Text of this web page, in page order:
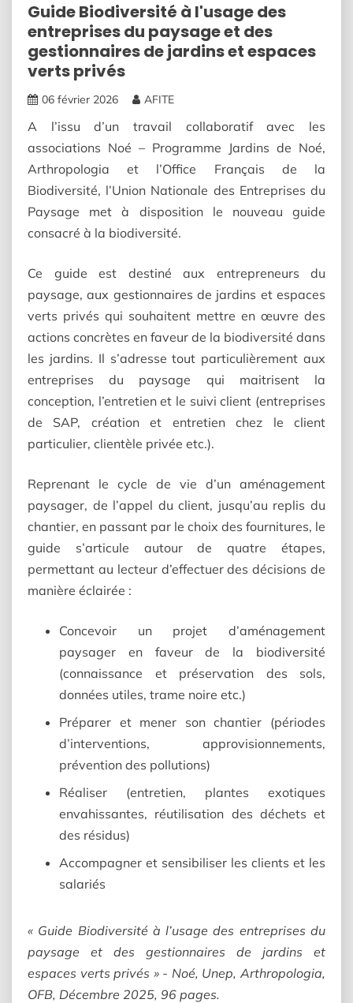
Guide Biodiversité à l'usage des
entreprises du paysage et des
gestionnaires de jardins et espaces
verts privés
06 février 2026 AFITE
A l’issu d’un travail collaboratif avec les
associations Noé – Programme Jardins de Noé,
Arthropologia et l’Office Français de la
Biodiversité, l’Union Nationale des Entreprises du
Paysage met à disposition le nouveau guide
consacré à la biodiversité.
Ce guide est destiné aux entrepreneurs du
paysage, aux gestionnaires de jardins et espaces
verts privés qui souhaitent mettre en œuvre des
actions concrètes en faveur de la biodiversité dans
les jardins. Il s’adresse tout particulièrement aux
entreprises du paysage qui maitrisent la
conception, l’entretien et le suivi client (entreprises
de SAP, création et entretien chez le client
particulier, clientèle privée etc.).
Reprenant le cycle de vie d’un aménagement
paysager, de l’appel du client, jusqu’au replis du
chantier, en passant par le choix des fournitures, le
guide s’articule autour de quatre étapes,
permettant au lecteur d’effectuer des décisions de
manière éclairée :
Concevoir un projet d’aménagement
paysager en faveur de la biodiversité
(connaissance et préservation des sols,
données utiles, trame noire etc.)
Préparer et mener son chantier (périodes
d’interventions, approvisionnements,
prévention des pollutions)
Réaliser (entretien, plantes exotiques
envahissantes, réutilisation des déchets et
des résidus)
Accompagner et sensibiliser les clients et les
salariés
« Guide Biodiversité à l’usage des entreprises du
paysage et des gestionnaires de jardins et
espaces verts privés » - Noé, Unep, Arthropologia,
OFB, Décembre 2025, 96 pages.